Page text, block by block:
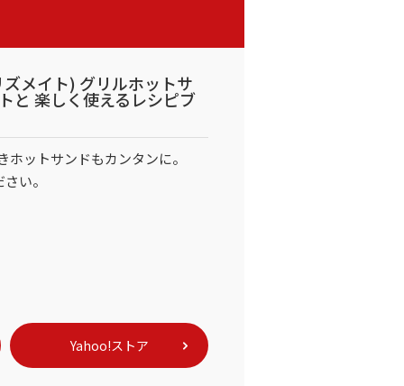
メイト) グリルホットサ
と 楽しく使えるレシピブ
ットサンドもカンタンに。
い。
Yahoo!ストア